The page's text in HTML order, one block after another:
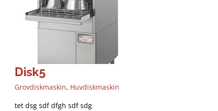
Disk5
Grovdiskmaskin, Huvdiskmaskin
tet dsg sdf dfgh sdf sdg